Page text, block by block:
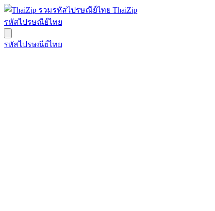
ThaiZip
รหัสไปรษณีย์ไทย
รหัสไปรษณีย์ไทย